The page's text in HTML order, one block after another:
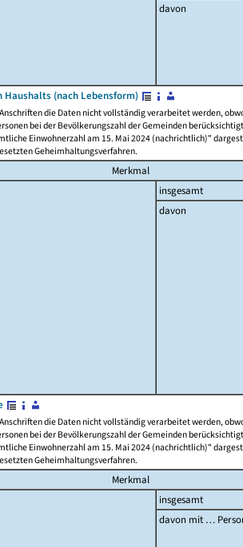
davon
Haushalts (nach Lebensform)
die Daten nicht vollständig verarbeitet werden,
bei der Bevölkerungszahl der Gemeinden
Einwohnerzahl am 15. Mai 2024 (nachrichtlich)"
Geheimhaltungsverfahren.
Merkmal
insgesamt
davon
die Daten nicht vollständig verarbeitet werden,
bei der Bevölkerungszahl der Gemeinden
Einwohnerzahl am 15. Mai 2024 (nachrichtlich)"
Geheimhaltungsverfahren.
Merkmal
insgesamt
davon mit …